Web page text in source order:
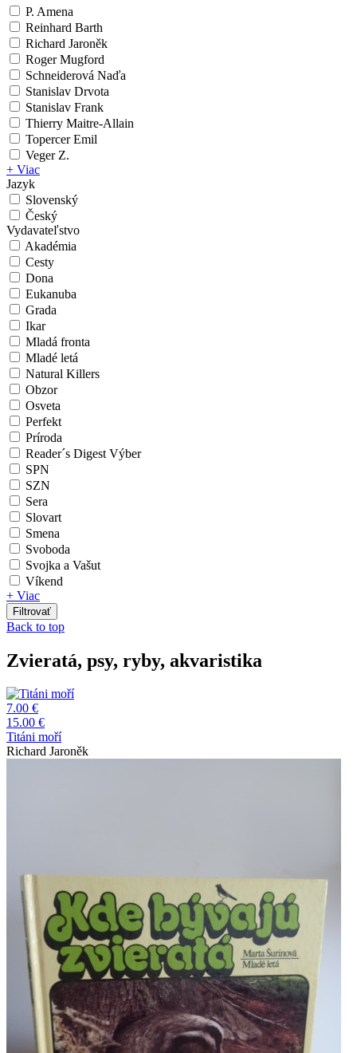
P. Amena
Reinhard Barth
Richard Jaroněk
Roger Mugford
Schneiderová Naďa
Stanislav Drvota
Stanislav Frank
Thierry Maitre-Allain
Topercer Emil
Veger Z.
+ Viac
Jazyk
Slovenský
Český
Vydavateľstvo
Akadémia
Cesty
Dona
Eukanuba
Grada
Ikar
Mladá fronta
Mladé letá
Natural Killers
Obzor
Osveta
Perfekt
Príroda
Reader´s Digest Výber
SPN
SZN
Sera
Slovart
Smena
Svoboda
Svojka a Vašut
Víkend
+ Viac
Back to top
Zvieratá, psy, ryby, akvaristika
7.00 €
15.00 €
Titáni moří
Richard Jaroněk